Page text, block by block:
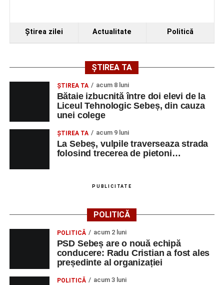
Ştirea zilei Actualitate Politică
ȘTIREA TA
ŞTIREA TA acum 8 luni
Bătaie izbucnită între doi elevi de la
Liceul Tehnologic Sebeș, din cauza
unei colege
ŞTIREA TA acum 9 luni
La Sebeș, vulpile traverseaza strada
folosind trecerea de pietoni…
PUBLICITATE
POLITICĂ
POLITICĂ acum 2 luni
PSD Sebeș are o nouă echipă
conducere: Radu Cristian a fost ales
președinte al organizației
POLITICĂ acum 3 luni